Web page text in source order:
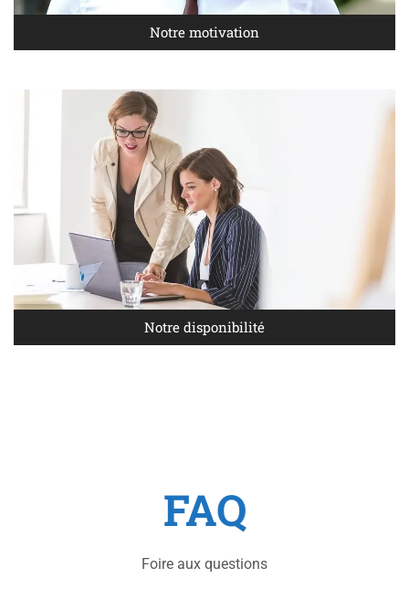
Notre motivation
Notre disponibilité
FAQ
Foire aux questions